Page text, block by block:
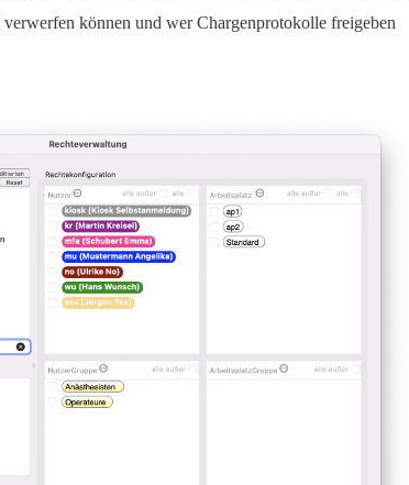
können und wer Chargenprotokolle freigeben